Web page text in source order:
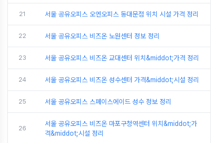
21 서울 공유오피스 오엔오피스 동대문점 위치 시설 가격 정리
22 서울 공유오피스 비즈온 노원센터 정보 정리
23 서울 공유오피스 비즈온 교대센터 위치&middot;가격 정리
24 서울 공유오피스 비즈온 성수센터 가격&middot;시설 정리
25 서울 공유오피스 스페이스에이드 성수 정보 정리
26
서울 공유오피스 비즈온 마포구청역센터 위치&middot;가
격&middot;시설 정리